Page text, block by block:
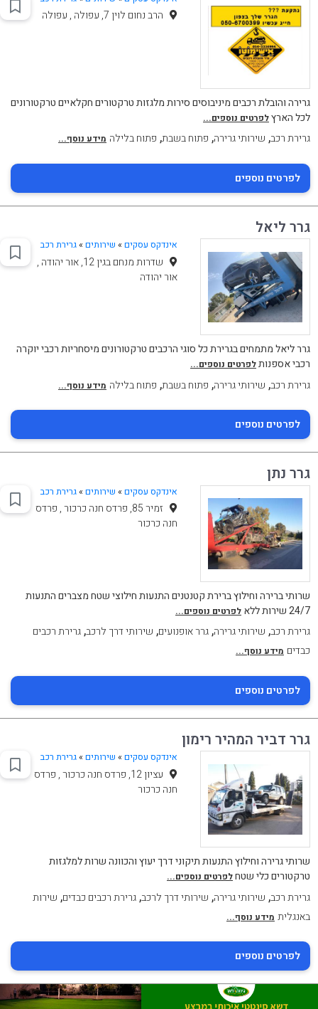
הרב נחום לוין 7, עפולה , עפולה
גרירה והובלת רכבים מיניבוסים סירות מלגזות טרקטורים חקלאיים טרקטורונים
לכל הארץלפרטים נוספים...
גרירת רכב, שירותי גרירה, פתוח בשבת, פתוח בלילה מידע נוסף...
לפרטים נוספים
גרר ליאל
אינדקס עסקים » שירותים»גרירת רכב
שדרות מנחם בגין 12, אור יהודה ,
אור יהודה
גרר ליאל מתמחים בגרירת כל סוגי הרכבים טרקטורונים מיסחריות רכבי יוקרה
רכבי אספנותלפרטים נוספים...
גרירת רכב, שירותי גרירה, פתוח בשבת, פתוח בלילה מידע נוסף...
לפרטים נוספים
גרר נתן
אינדקס עסקים » שירותים»גרירת רכב
זמיר 85, פרדס חנה כרכור , פרדס
חנה כרכור
שרותי ברירה וחילוץ ברירת קטנטנים התנעות חילוצי שטח מצברים התנעות
24/7 שירות ללא
לפרטים נוספים...
גרירת רכב, שירותי גרירה,גרר אופנועים, שירותי דרך לרכב,גרירת רכבים
כבדים מידע נוסף...
לפרטים נוספים
גרר דביר המהיר רימון
אינדקס עסקים » שירותים»גרירת רכב
עציון 12, פרדס חנה כרכור , פרדס
חנה כרכור
שרותי גרירה וחילוץ התנעות תיקוני דרך יעוץ והכוונה שרות למלגזות
טרקטורים כלי שטחלפרטים נוספים...
גרירת רכב, שירותי גרירה, שירותי דרך לרכב,גרירת רכבים כבדים, שירות
באנגלית מידע נוסף...
לפרטים נוספים